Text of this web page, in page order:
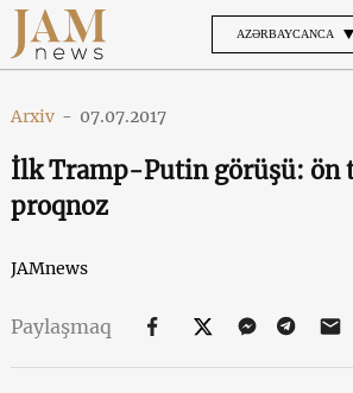
AZƏRBAYCANCA
Arxiv - 07.07.2017
İlk Tramp-Putin görüşü: ön
proqnoz
JAMnews
Paylaşmaq